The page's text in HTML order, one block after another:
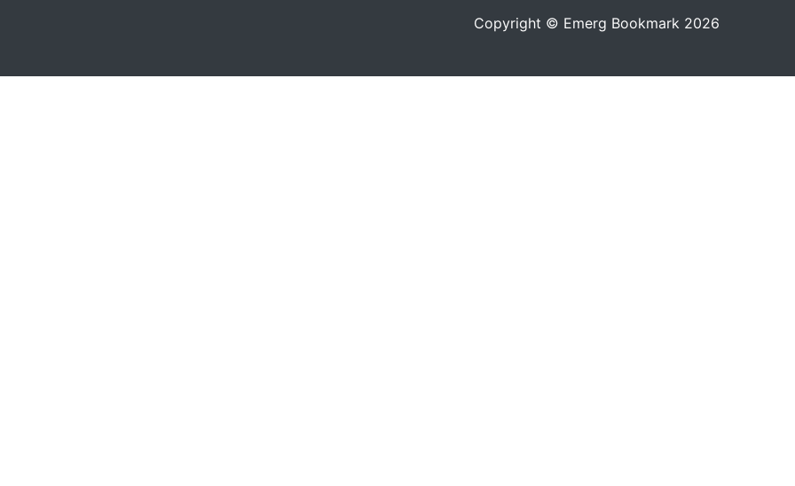
Copyright © Emerg Bookmark 2026